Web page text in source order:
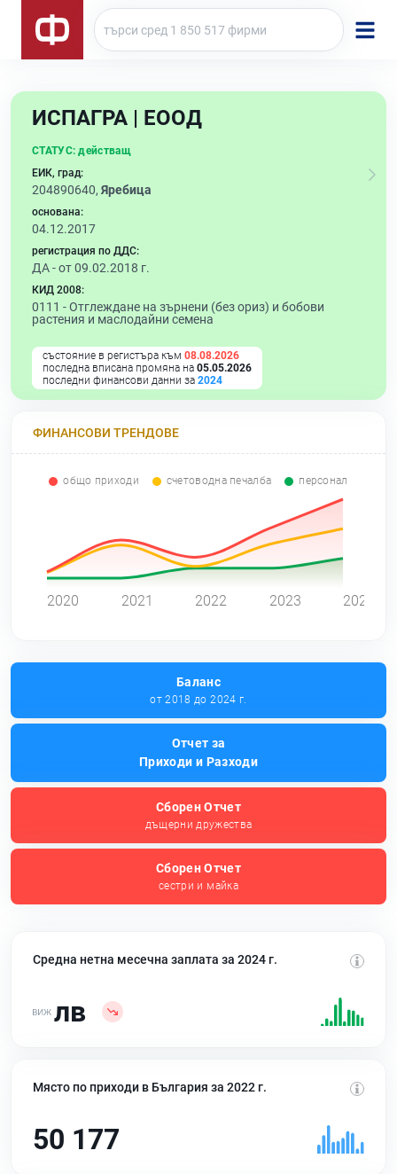
ИСПАГРА | ЕООД
СТАТУС: действащ
ЕИК, град:
204890640, Яребица
основана:
04.12.2017
регистрация по ДДС:
ДА - от 09.02.2018 г.
КИД 2008:
0111 -Отглеждане на зърнени (без ориз) и бобови
растения и маслодайни семена
състояние в регистъра към 08.08.2026
последна вписана промяна на 05.05.2026
последни финансови данни за 2024
ФИНАНСОВИ ТРЕНДОВЕ
общо приходи счетоводна печалба персонал
2020 2021 2022 2023 2024
Баланс
от 2018 до 2024 г.
Отчет за
Приходи и Разходи
Сборен Отчет
дъщерни дружества
Сборен Отчет
сестри и майка
Средна нетна месечна заплата за 2024 г.
лв
Място по приходи в България за 2022 г.
50 177